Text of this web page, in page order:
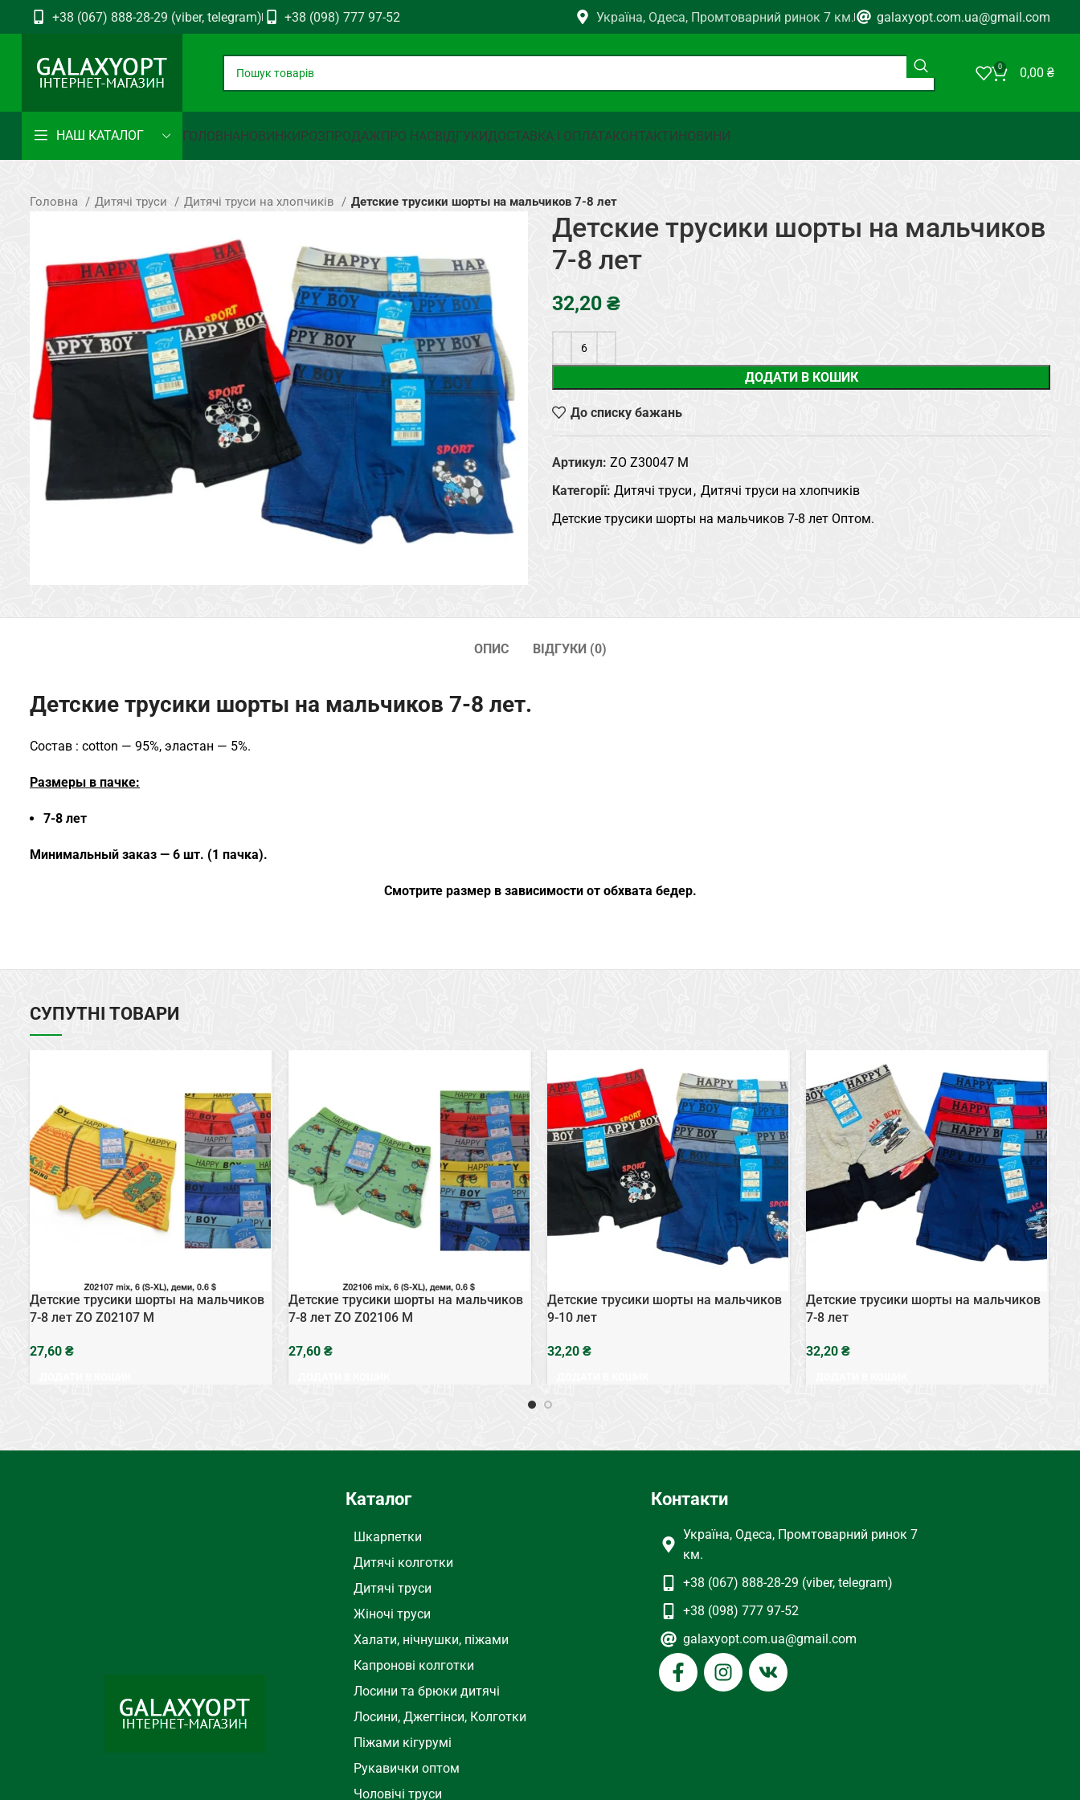
+38 (067) 888-28-29 (viber, telegram) +38 (098) 777 97-52 Україна, Одеса, Промтоварний ринок 7 км. galaxyopt.com.ua@gmail.com
0 0,00 ₴
НАШ КАТАЛОГ ГОЛОВНАНОВИНКИРОЗПРОДАЖПРО НАСВІДГУКИДОСТАВКА І ОПЛАТАКОНТАКТИНОВИНИ
Головна Дитячі труси Дитячі труси на хлопчиків Детские трусики шорты на мальчиков 7-8 лет
Детские трусики шорты на мальчиков
7-8 лет
₴
ДОДАТИ В КОШИК
До списку бажань
Артикул: ZO Z30047 M
Категорії: Дитячі труси , Дитячі труси на хлопчиків
Детские трусики шорты на мальчиков 7-8 лет Оптом.
ОПИС ВІДГУКИ (0)
Детские трусики шорты на мальчиков 7-8 лет.
Состав : cotton — 95%, эластан — 5%.
Размеры в пачке:
7-8 лет
Минимальный заказ — 6 шт. (1 пачка).
Смотрите размер в зависимости от обхвата бедер.
СУПУТНІ ТОВАРИ
Детские трусики шорты на мальчиков
7-8 лет ZO Z02107 M
₴
Детские трусики шорты на мальчиков
7-8 лет ZO Z02106 M
₴
Детские трусики шорты на мальчиков
9-10 лет
₴
Детские трусики шорты на мальчиков
7-8 лет
₴
Каталог
Шкарпетки
Дитячі колготки
Дитячі труси
Жіночі труси
Халати, нічнушки, піжами
Капронові колготки
Лосини та брюки дитячі
Лосини, Джеггінси, Колготки
Піжами кігурумі
Рукавички оптом
Чоловічі труси
Контакти
Україна, Одеса, Промтоварний ринок 7
км.
+38 (067) 888-28-29 (viber, telegram)
+38 (098) 777 97-52
galaxyopt.com.ua@gmail.com